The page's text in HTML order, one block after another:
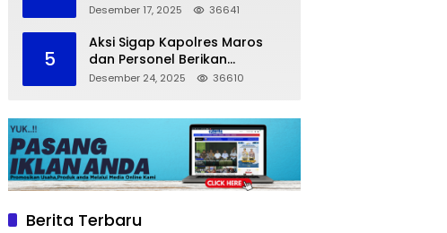
Lakukan Pemantauan Area
Desember 17, 2025 36641
5
Aksi Sigap Kapolres Maros
dan Personel Berikan
Pertolongan Korban
Desember 24, 2025 36610
Berita Terbaru